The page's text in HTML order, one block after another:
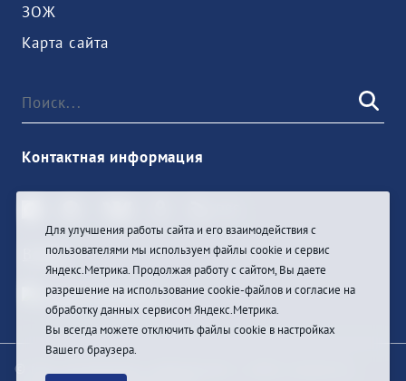
ЗОЖ
Карта сайта
Контактная информация
Войти
© При цитировании информации с сайта ссылка на
Для улучшения работы сайта и его взаимодействия с
пользователями мы используем файлы cookie и сервис
Яндекс.Метрика. Продолжая работу с сайтом, Вы даете
разрешение на использование cookie-файлов и согласие на
обработку данных сервисом Яндекс.Метрика.
Вы всегда можете отключить файлы cookie в настройках
Вашего браузера.